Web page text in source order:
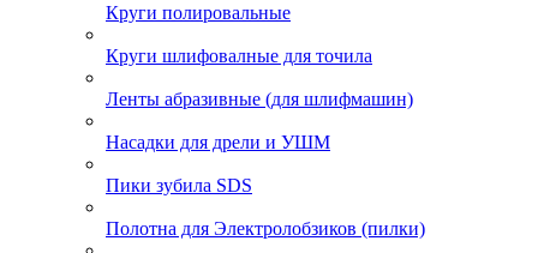
Круги полировальные
Круги шлифовалные для точила
Ленты абразивные (для шлифмашин)
Насадки для дрели и УШМ
Пики зубила SDS
Полотна для Электролобзиков (пилки)